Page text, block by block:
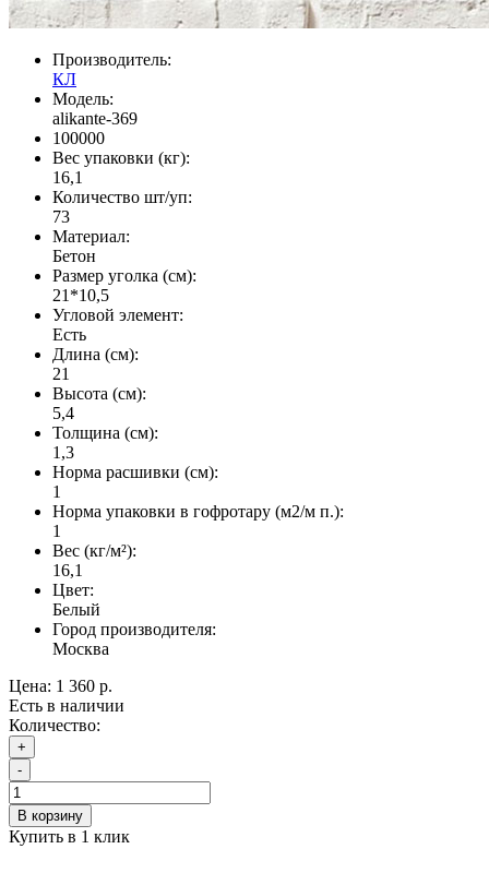
Производитель:
КЛ
Модель:
alikante-369
100000
Вес упаковки (кг):
16,1
Количество шт/уп:
73
Материал:
Бетон
Размер уголка (см):
21*10,5
Угловой элемент:
Есть
Длина (см):
21
Высота (см):
5,4
Толщина (см):
1,3
Норма расшивки (см):
1
Норма упаковки в гофротару (м2/м п.):
1
Вес (кг/м²):
16,1
Цвет:
Белый
Город производителя:
Москва
Цена: 1 360 р.
Есть в наличии
Количество:
+
-
В корзину
Купить в 1 клик